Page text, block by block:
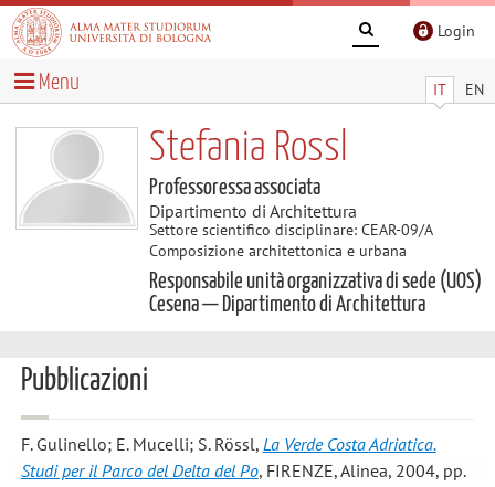
Login
IT EN
Menu
Stefania Rossl
Professoressa associata
Dipartimento di Architettura
Settore scientifico disciplinare: CEAR-09/A
Composizione architettonica e urbana
Responsabile unità organizzativa di sede (UOS)
Cesena — Dipartimento di Architettura
Pubblicazioni
F. Gulinello; E. Mucelli; S. Rössl, La Verde Costa Adriatica.
Studi per il Parco del Delta del Po, FIRENZE, Alinea, 2004, pp.